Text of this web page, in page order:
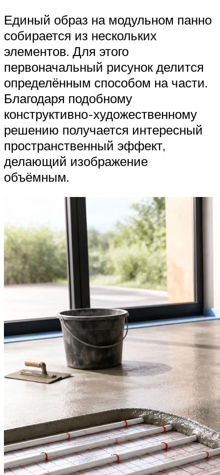
Единый образ на модульном панно
собирается из нескольких
элементов. Для этого
первоначальный рисунок делится
определённым способом на части.
Благодаря подобному
конструктивно-художественному
решению получается интересный
пространственный эффект,
делающий изображение
объёмным.